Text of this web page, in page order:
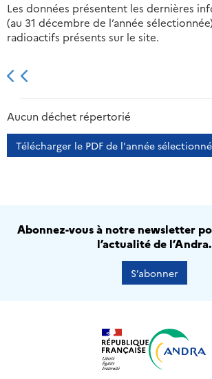
Les données présentent les dernières
(au 31 décembre de l’année
radioactifs présents sur le site.
2013 2014
Aucun déchet répertorié
Télécharger le PDF de l'année
Abonnez-vous à notre newsletter
l’actualité de l’Andra.
S’abonner